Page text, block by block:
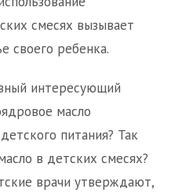
смесях вызывает
своего ребенка.
интересующий
масло
питания? Так
в детских смесях?
врачи утверждают,